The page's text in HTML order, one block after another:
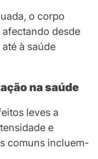
o corpo
desde
à saúde
na saúde
leves a
e
comuns incluem-